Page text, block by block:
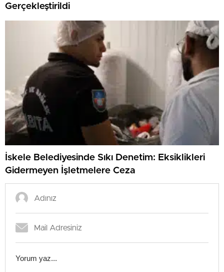
Gerçekleştirildi
İskele Belediyesinde Sıkı Denetim: Eksiklikleri
Gidermeyen İşletmelere Ceza